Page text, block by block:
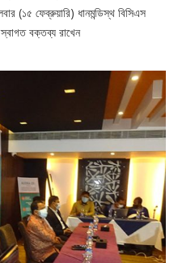
একটি প্রশিক্ষণ কর্মশালার আয়োজন
(১৫ ফেব্রুয়ারি) ধানমন্ডিস্থ বিসিএস